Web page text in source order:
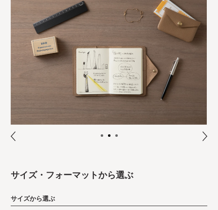
サイズ・フォーマットから選ぶ
サイズから選ぶ